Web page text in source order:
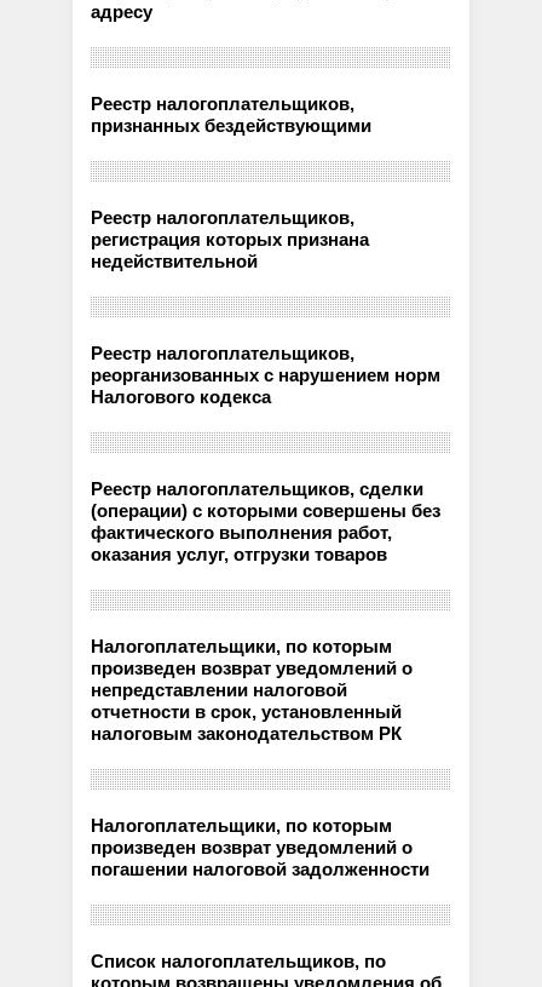
адресу
Реестр налогоплательщиков,
признанных бездействующими
Реестр налогоплательщиков,
регистрация которых признана
недействительной
Реестр налогоплательщиков,
реорганизованных с нарушением норм
Налогового кодекса
Реестр налогоплательщиков, сделки
(операции) с которыми совершены без
фактического выполнения работ,
оказания услуг, отгрузки товаров
Налогоплательщики, по которым
произведен возврат уведомлений о
непредставлении налоговой
отчетности в срок, установленный
налоговым законодательством РК
Налогоплательщики, по которым
произведен возврат уведомлений о
погашении налоговой задолженности
Список налогоплательщиков, по
которым возвращены уведомления об